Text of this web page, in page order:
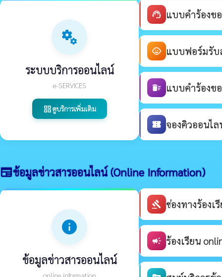
miscellaneous_services
ระบบบริการออนไลน์
e-SERVICES
grid_viewดูบริการเพิ่มเติม
support_agent แบบคำร้องข
child_care แบบฟอร์มรับ
delete_sweep แบบคำร้องข
confirmation_number จองคิวออนไ
newspaperข้อมูลข่าวสารออนไลน์ (Online Information)
info
ข้อมูลข่าวสารออนไลน์
online information
gavel ช่องทางร้อง
campaign ร้องเรียน